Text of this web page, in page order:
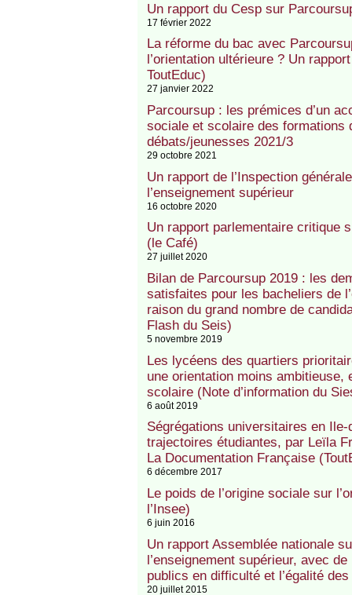
Un rapport du Cesp sur
17 février 2022
La réforme du bac avec
l’orientation ultérieure ? Un
ToutEduc)
27 janvier 2022
Parcoursup : les prémices d’un
sociale et scolaire des formations
débats/jeunesses 2021/3
29 octobre 2021
Un rapport de l’Inspection
l’enseignement supérieur
16 octobre 2020
Un rapport parlementaire critique
(le Café)
27 juillet 2020
Bilan de Parcoursup 2019 : les
satisfaites pour les bacheliers de
raison du grand nombre de
Flash du Seis)
5 novembre 2019
Les lycéens des quartiers
une orientation moins
scolaire (Note d’information du
6 août 2019
Ségrégations universitaires en
trajectoires étudiantes, par Leïla
La Documentation Française
6 décembre 2017
Le poids de l’origine sociale sur
l’Insee)
6 juin 2016
Un rapport Assemblée nationale
l’enseignement supérieur, avec
publics en difficulté et l’égalité
20 juillet 2015